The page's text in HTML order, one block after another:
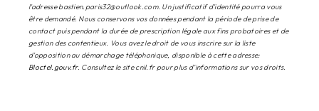
l'adresse bastien.paris32@outlook.com. Un justificatif d'identité pourra vous
être demandé. Nous conservons vos données pendant la période de prise de
contact puis pendant la durée de prescription légale aux fins probatoires et de
gestion des contentieux. Vous avez le droit de vous inscrire sur la liste
d'opposition au démarchage téléphonique, disponible à cette adresse:
Bloctel.gouv.fr. Consultez le site cnil.fr pour plus d’informations sur vos droits.